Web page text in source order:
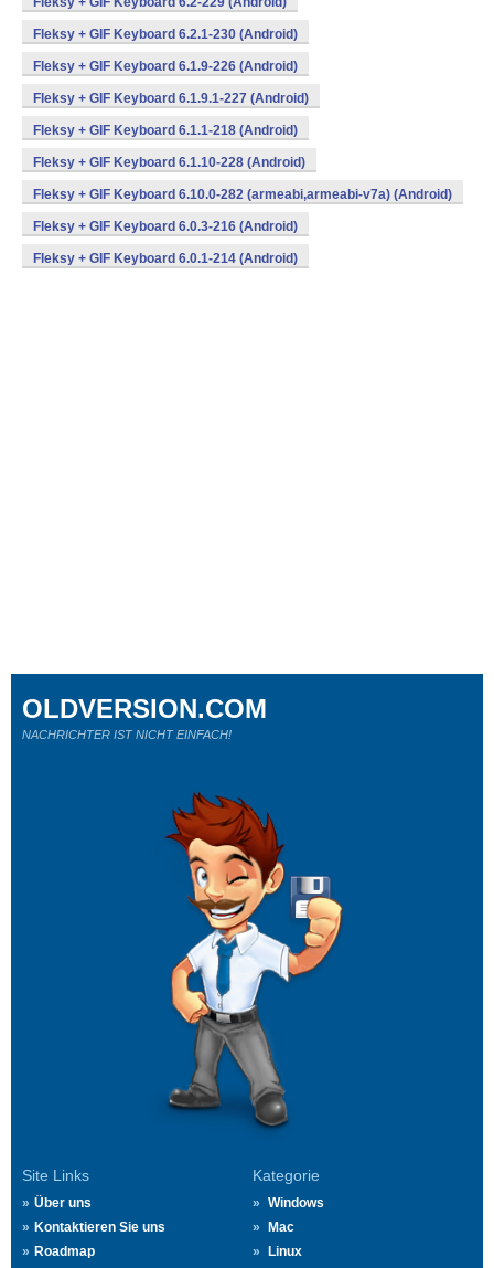
Fleksy + GIF Keyboard 6.2.1-230 (Android)
Fleksy + GIF Keyboard 6.1.9-226 (Android)
Fleksy + GIF Keyboard 6.1.9.1-227 (Android)
Fleksy + GIF Keyboard 6.1.1-218 (Android)
Fleksy + GIF Keyboard 6.1.10-228 (Android)
Fleksy + GIF Keyboard 6.10.0-282 (armeabi,armeabi-v7a) (Android)
Fleksy + GIF Keyboard 6.0.3-216 (Android)
Fleksy + GIF Keyboard 6.0.1-214 (Android)
Site Links
Über uns
Kontaktieren Sie uns
Roadmap
Kategorie
Windows
Mac
Linux
OLDVERSION.COM
NACHRICHTER IST NICHT EINFACH!